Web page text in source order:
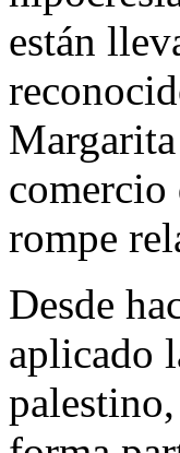
están
comercio
rompe
Desde
aplicado